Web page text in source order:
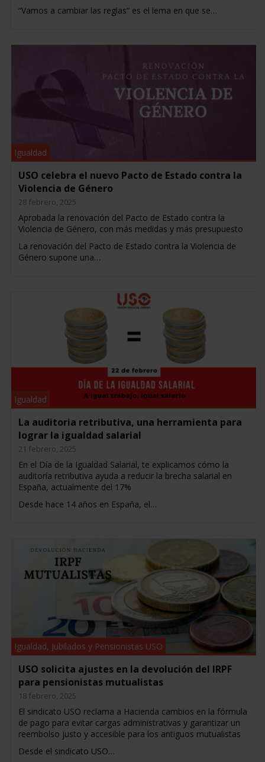
“Vamos a cambiar las reglas” es el lema en que se…
Igualdad
USO celebra el nuevo Pacto de Estado contra la
Violencia de Género
28 febrero, 2025
Aprobada la renovación del Pacto de Estado contra la
Violencia de Género, con más medidas y más presupuesto
La renovación del Pacto de Estado contra la Violencia de
Género supone una…
Igualdad
La auditoria retributiva, una herramienta para
lograr la igualdad salarial
21 febrero, 2025
En el Día de la Igualdad Salarial, te explicamos cómo la
auditoría retributiva ayuda a reducir la brecha salarial en
España, actualmente del 17%
Desde hace 14 años en España, el…
Igualdad, Jubilados y Pensionistas USO
USO solicita ajustes en la devolución del IRPF
para pensionistas mutualistas
18 febrero, 2025
El sindicato USO reclama a Hacienda cambios en la fórmula
de pago para evitar cargas administrativas y garantizar un
reembolso justo y accesible para los antiguos mutualistas
Desde el sindicato USO…